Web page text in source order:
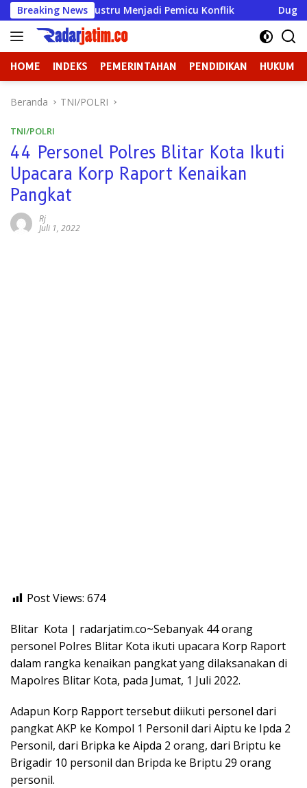
Langsung
ke
konten
Breaking News
Gresik Justru Menjadi Pemicu Konflik Dugaan
HOME INDEKS PEMERINTAHAN PENDIDIKAN HUKUM
Beranda TNI/POLRI
TNI/POLRI
44 Personel Polres Blitar Kota Ikuti
Upacara Korp Raport Kenaikan
Pangkat
Rj
Juli 1, 2022
Post Views: 674
Blitar Kota | radarjatim.co~Sebanyak 44 orang
personel Polres Blitar Kota ikuti upacara Korp Raport
dalam rangka kenaikan pangkat yang dilaksanakan di
Mapolres Blitar Kota, pada Jumat, 1 Juli 2022.
Adapun Korp Rapport tersebut diikuti personel dari
pangkat AKP ke Kompol 1 Personil dari Aiptu ke Ipda 2
Personil, dari Bripka ke Aipda 2 orang, dari Briptu ke
Brigadir 10 personil dan Bripda ke Briptu 29 orang
personil.